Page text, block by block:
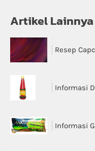
Artikel Lainnya
Resep
Informasi
Informasi